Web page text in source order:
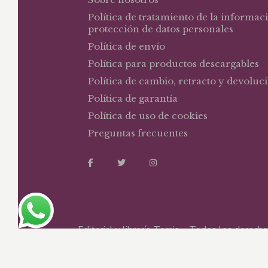
Política de tratamiento de la
protección de datos personales
Política de envío
Política para productos descargables
Política de cambio, retracto y
Política de garantía
Política de uso de cookies
Preguntas frecuentes
Editorial y librería Temis – Todos los